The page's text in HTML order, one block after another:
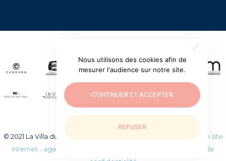
© 2021 La Villa du temps retrouvé. Tous droits réservés.
Création site
internet - agence web WEEZY
Politique de
Nous utilisons des cookies afin de
mesurer l'audience sur notre site.
CONTINUER ET ACCEPTER
REFUSER